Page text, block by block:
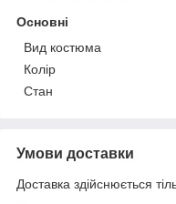
Основні
Вид костюма
Колір
Стан
Умови доставки
Доставка здійснюється